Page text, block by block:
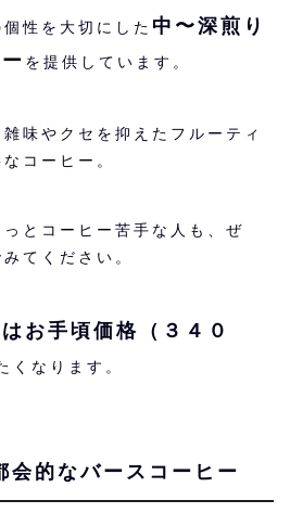
性を大切にした 中〜深煎り
を提供しています。
味やクセを抑えたフルーティ
コーヒー。
とコーヒー苦手な人も、ぜ
てください。
お手頃価格（３４０
くなります。
会的なバースコーヒー